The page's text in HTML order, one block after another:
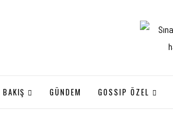
BAKIŞ GÜNDEM GOSSIP ÖZEL